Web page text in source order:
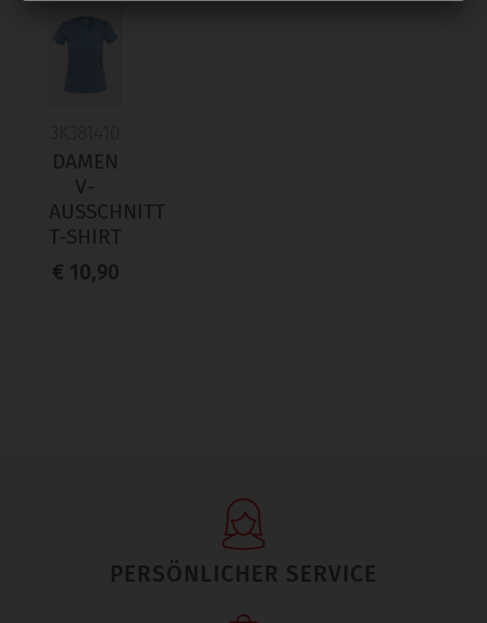
DAMEN
V-
AUSSCHNITT
T-SHIRT
€ 10,90
PERSÖNLICHER SERVICE